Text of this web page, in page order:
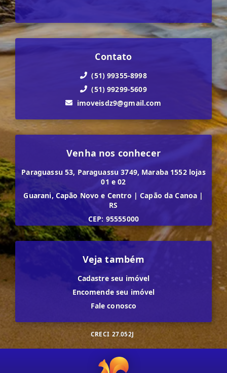
Contato
(51) 99355-8998
(51) 99299-5609
imoveisdz9@gmail.com
Venha nos conhecer
Paraguassu 53, Paraguassu 3749, Maraba 1552 lojas
01 e 02
Guarani, Capão Novo e Centro | Capão da Canoa |
RS
CEP: 95555000
Veja também
Cadastre seu imóvel
Encomende seu imóvel
Fale conosco
CRECI 27.052J